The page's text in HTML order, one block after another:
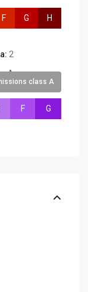
F G H
2
A
class A
F G